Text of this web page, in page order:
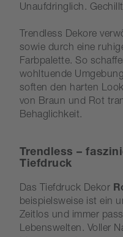
Unaufdringlich.
Trendless Dekore
sowie durch eine
Farbpalette. So
wohltuende
soften den harten
von Braun und Rot
Behaglichkeit.
Trendless –
Tiefdruck
Das Tiefdruck Dekor
beispielsweise ist ein
Zeitlos und immer
Lebenswelten. Voller